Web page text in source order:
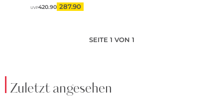
UVP420.90 287.90
SEITE 1 VON 1
Zuletzt angesehen